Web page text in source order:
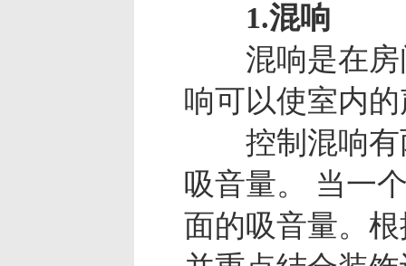
1.混响
混响是在房间
响可以使室内
控制混响有两
吸音量。 当一
面的吸音量。